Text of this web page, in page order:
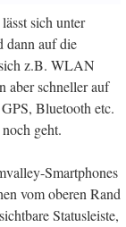
lässt sich unter
dann auf die
z.B. WLAN
aber schneller auf
Bluetooth etc.
geht.
Smartphones
vom oberen Rand
Statusleiste,